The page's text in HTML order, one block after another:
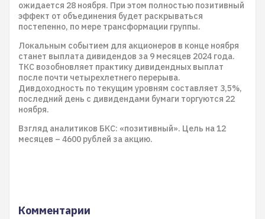
ожидается 28 ноября. При этом полностью позитивный
эффект от объединения будет раскрываться
постепенно, по мере трансформации группы.
Локальным событием для акционеров в конце ноября
станет выплата дивидендов за 9 месяцев 2024 года.
ТКС возобновляет практику дивидендных выплат
после почти четырехлетнего перерыва.
Дивдоходность по текущим уровням составляет 3,5%,
последний день с дивидендами бумаги торгуются 22
ноября.
Взгляд аналитиков БКС: «позитивный». Цель на 12
месяцев – 4600 рублей за акцию.
Комментарии